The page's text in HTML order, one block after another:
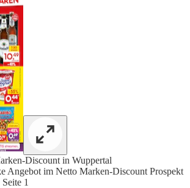
Discount in Wuppertal
Angebot im Netto Marken-Discount Prospekt
1